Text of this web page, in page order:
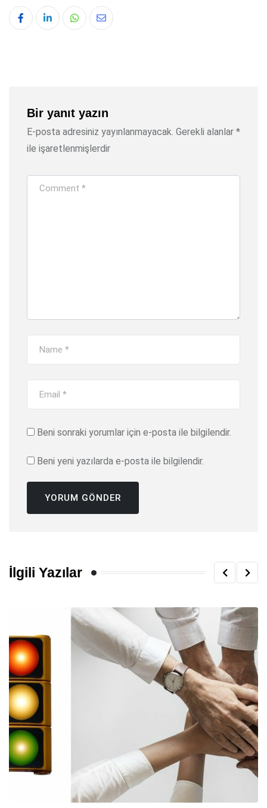
Whatsapp
Share
Bir yanıt yazın
E-posta adresiniz yayınlanmayacak. Gerekli alanlar *
ile işaretlenmişlerdir
Beni sonraki yorumlar için e-posta ile bilgilendir.
Beni yeni yazılarda e-posta ile bilgilendir.
İlgili Yazılar